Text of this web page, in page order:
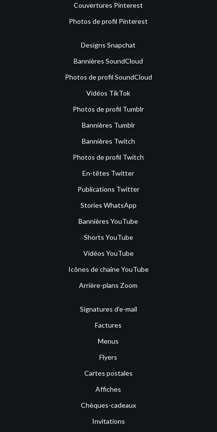
Couvertures Pinterest
Photos de profil Pinterest
Designs Snapchat
Bannières SoundCloud
Photos de profil SoundCloud
Vidéos TikTok
Photos de profil Tumblr
Bannières Tumblr
Bannières Twitch
Photos de profil Twitch
En-têtes Twitter
Publications Twitter
Stories WhatsApp
Bannières YouTube
Shorts YouTube
Vidéos YouTube
Icônes de chaîne YouTube
Arrière-plans Zoom
Signatures d’e-mail
Factures
Menus
Flyers
Cartes postales
Affiches
Chèques-cadeaux
Invitations